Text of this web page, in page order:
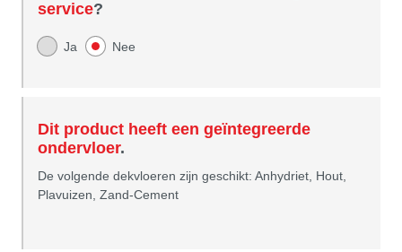
service?
Ja Nee
Dit product heeft een geïntegreerde
ondervloer.
De volgende dekvloeren zijn geschikt: Anhydriet, Hout,
Plavuizen, Zand-Cement